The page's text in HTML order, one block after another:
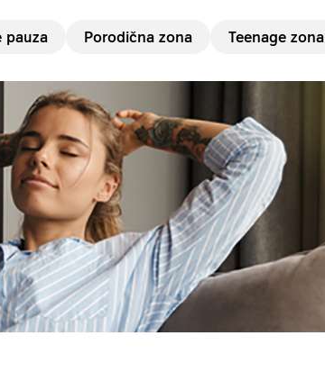
pauza Porodična zona Teenage zona